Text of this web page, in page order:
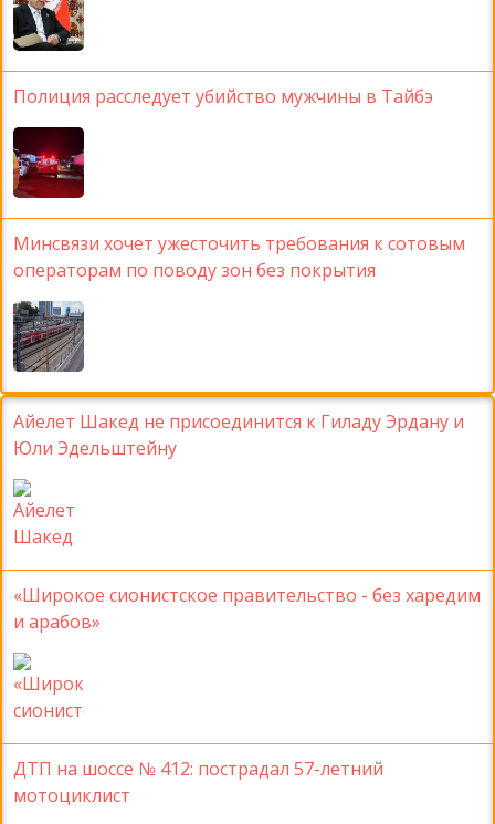
Полиция расследует убийство мужчины в Тайбэ
Минсвязи хочет ужесточить требования к сотовым
операторам по поводу зон без покрытия
Айелет Шакед не присоединится к Гиладу Эрдану и
Юли Эдельштейну
«Широкое сионистское правительство - без харедим
и арабов»
ДТП на шоссе № 412: пострадал 57-летний
мотоциклист